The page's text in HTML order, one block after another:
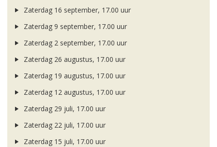
Zaterdag 16 september, 17.00 uur
Zaterdag 9 september, 17.00 uur
Zaterdag 2 september, 17.00 uur
Zaterdag 26 augustus, 17.00 uur
Zaterdag 19 augustus, 17.00 uur
Zaterdag 12 augustus, 17.00 uur
Zaterdag 29 juli, 17.00 uur
Zaterdag 22 juli, 17.00 uur
Zaterdag 15 juli, 17.00 uur